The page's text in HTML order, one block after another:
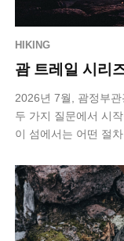
HIKING
괌 트레일 시리
2026년 7월, 괌정부
두 가지 질문에서 시
이 섬에서는 어떤 절